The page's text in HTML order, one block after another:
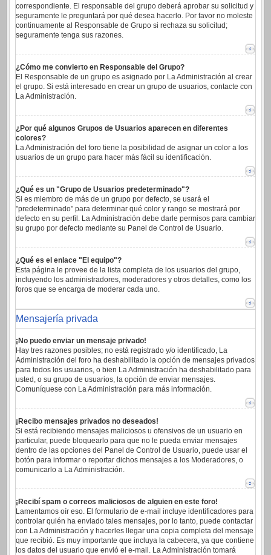
correspondiente. El responsable del grupo deberá aprobar su solicitud y
seguramente le preguntará por qué desea hacerlo. Por favor no moleste
continuamente al Responsable de Grupo si rechaza su solicitud;
seguramente tenga sus razones.
¿Cómo me convierto en Responsable del Grupo?
El Responsable de un grupo es asignado por La Administración al crear
el grupo. Si está interesado en crear un grupo de usuarios, contacte con
La Administración.
¿Por qué algunos Grupos de Usuarios aparecen en diferentes
colores?
La Administración del foro tiene la posibilidad de asignar un color a los
usuarios de un grupo para hacer más fácil su identificación.
¿Qué es un "Grupo de Usuarios predeterminado"?
Si es miembro de más de un grupo por defecto, se usará el
"predeterminado" para determinar qué color y rango se mostrará por
defecto en su perfil. La Administración debe darle permisos para cambiar
su grupo por defecto mediante su Panel de Control de Usuario.
¿Qué es el enlace "El equipo"?
Esta página le provee de la lista completa de los usuarios del grupo,
incluyendo los administradores, moderadores y otros detalles, como los
foros que se encarga de moderar cada uno.
Mensajería privada
¡No puedo enviar un mensaje privado!
Hay tres razones posibles; no está registrado y/o identificado, La
Administración del foro ha deshabilitado la opción de mensajes privados
para todos los usuarios, o bien La Administración ha deshabilitado para
usted, o su grupo de usuarios, la opción de enviar mensajes.
Comuníquese con La Administración para más información.
¡Recibo mensajes privados no deseados!
Si está recibiendo mensajes maliciosos u ofensivos de un usuario en
particular, puede bloquearlo para que no le pueda enviar mensajes
dentro de las opciones del Panel de Control de Usuario, puede usar el
botón para informar o reportar dichos mensajes a los Moderadores, o
comunicarlo a La Administración.
¡Recibí spam o correos maliciosos de alguien en este foro!
Lamentamos oír eso. El formulario de e-mail incluye identificadores para
controlar quién ha enviado tales mensajes, por lo tanto, puede contactar
con La Administración y hacerles llegar una copia completa del mensaje
que recibió. Es muy importante que incluya la cabecera, ya que contiene
los datos del usuario que envió el e-mail. La Administración tomará